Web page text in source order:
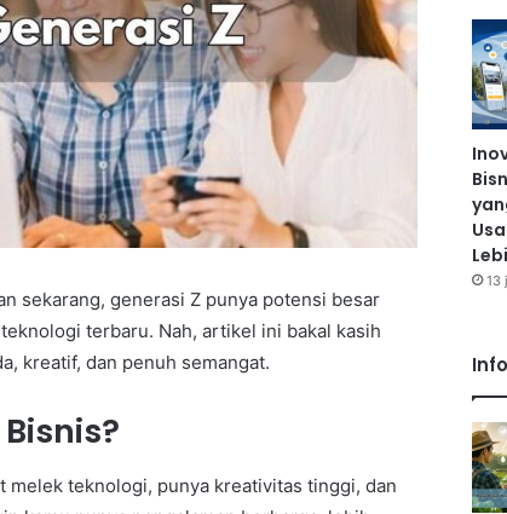
sekarang, generasi Z punya potensi besar
terbaru. Nah, artikel ini bakal kasih
kreatif, dan penuh semangat.
melek teknologi, punya kreativitas tinggi, dan
13